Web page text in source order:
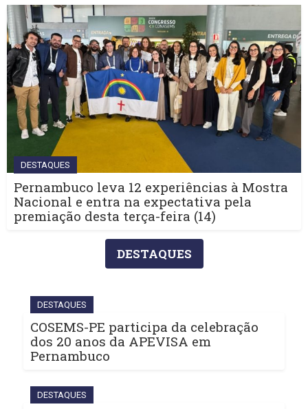
DESTAQUES
Pernambuco leva 12 experiências à Mostra
Nacional e entra na expectativa pela
premiação desta terça-feira (14)
DESTAQUES
DESTAQUES
COSEMS-PE participa da celebração
dos 20 anos da APEVISA em
Pernambuco
DESTAQUES